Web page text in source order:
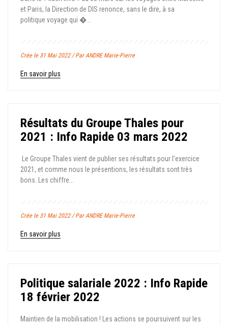
et Paris, la Direction de DIS renonce, sans le dire, à sa
politique voyage qui �...
Crée le 31 Mai 2022 / Par ANDRE Marie-Pierre
En savoir plus
Résultats du Groupe Thales pour
2021 : Info Rapide 03 mars 2022
Le Groupe Thales vient de publier ses résultats pour l’exercice
2021, et comme nous le présentions, les résultats sont très
bons. Les chiffre...
Crée le 31 Mai 2022 / Par ANDRE Marie-Pierre
En savoir plus
Politique salariale 2022 : Info Rapide
18 février 2022
Maintien de la mobilisation ! Les actions se poursuivent sur les